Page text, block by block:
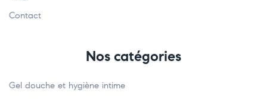
Contact
Nos catégories
Gel douche et hygiène intime